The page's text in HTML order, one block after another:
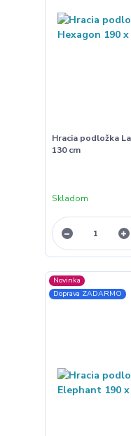
Hracia podložka
130 cm
Skladom
Novinka
Doprava ZADARMO